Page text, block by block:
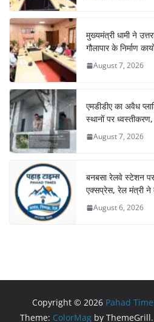
मुख्यमंत्री धामी ने
गौलापार के निर्माण
August 7, 2026
एमडीडीए का अवैध
स्थानों पर ध्वस्तीकरण,
August 7, 2026
बनबसा रेलवे स्टेशन
एक्सप्रेस, रेल मंत्री ने
August 6, 2026
Copyright © 2026 Pahad
Theme: ColorMag by